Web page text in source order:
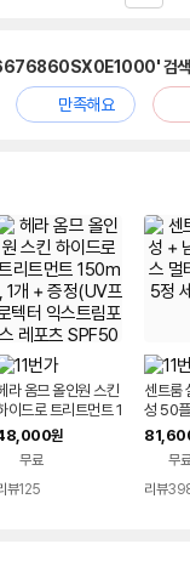
검색
만족해요
라 옴므 올인원 스킨
이드로 트리트먼트 1
1개 + 증정(UV
프로텍터 익스트림포
스 레포츠 SPF50 15
개)
원
무료
뷰125
센트룸
성 50
민 275
무료
리뷰